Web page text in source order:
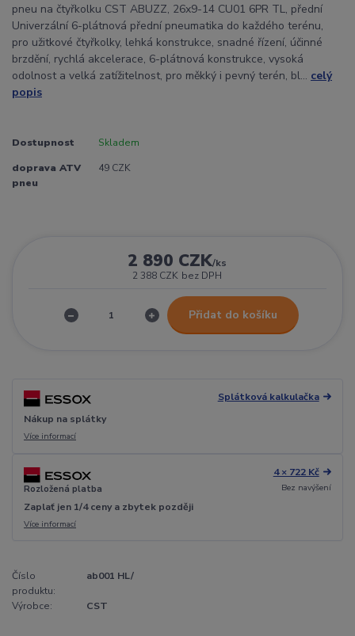
pneu na čtyřkolku CST ABUZZ, 26x9-14 CU01 6PR TL, přední
Univerzální 6-plátnová přední pneumatika do každého terénu,
pro užitkové čtyřkolky, lehká konstrukce, snadné řízení, účinné
brzdění, rychlá akcelerace, 6-plátnová konstrukce, vysoká
odolnost a velká zatížitelnost, pro měkký i pevný terén, bl... celý
popis
Dostupnost Skladem
doprava ATV
pneu
49 CZK
2 890 CZK/ks
2 388 CZK bez DPH
Přidat do košíku
Splátková kalkulačka
Nákup na splátky
Více informací
Rozložená platba
4 × 722 Kč
Bez navýšení
Zaplať jen 1/4 ceny a zbytek později
Více informací
Číslo
produktu:
ab001 HL/
Výrobce: CST